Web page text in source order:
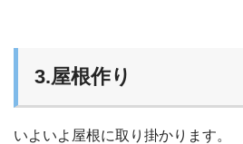
3.屋根作り
いよいよ屋根に取り掛かります。